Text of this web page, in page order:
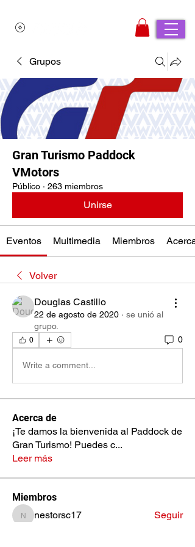
Grupos
Gran Turismo Paddock
VMotors
Público · 263 miembros
Unirse
Eventos Multimedia Miembros Acerca
Volver
Douglas Castillo
22 de agosto de 2020 · se unió al
grupo.
0 0
Write a comment...
Acerca de
¡Te damos la bienvenida al Paddock de
Gran Turismo! Puedes c...
Leer más
Miembros
nestorsc17
nestorsc17
Seguir